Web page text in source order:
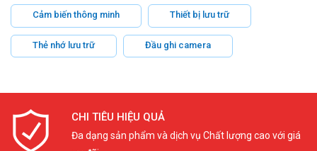
Cảm biến thông minh Thiết bị lưu trữ
Thẻ nhớ lưu trữ Đầu ghi camera
CHI TIÊU HIỆU QUẢ
Đa dạng sản phẩm và dịch vụ Chất lượng cao với giá